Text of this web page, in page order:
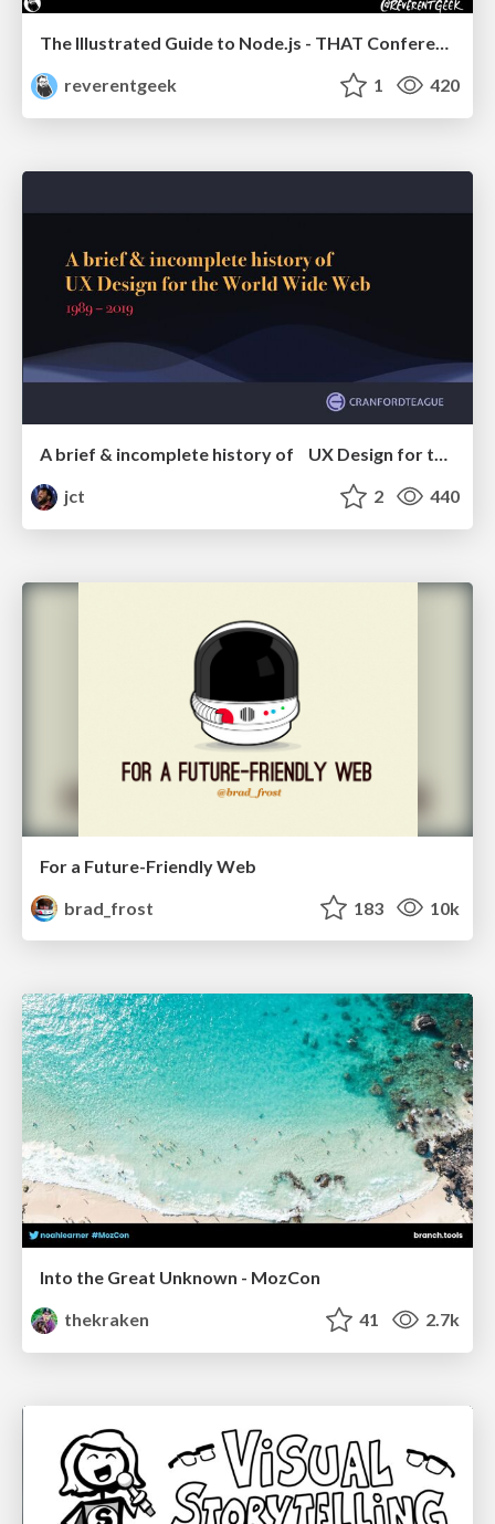
reverentgeek
1 420
A brief & incomplete history of UX Design for the World Wide Web: 1989–2019
jct
2 440
For a Future-Friendly Web
brad_frost
183 10k
Into the Great Unknown - MozCon
thekraken
41 2.7k